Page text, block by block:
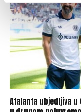
Atalanta ubjedljiva u